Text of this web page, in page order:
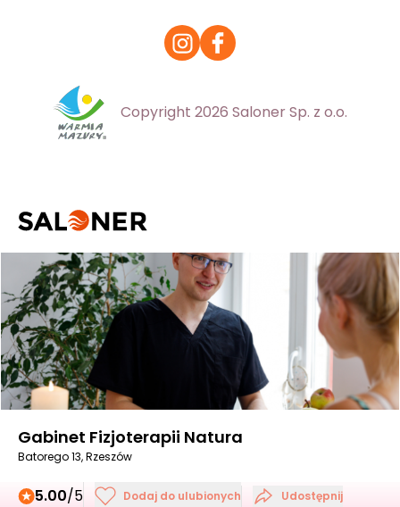
Copyright 2026 Saloner Sp. z o.o.
Gabinet Fizjoterapii Natura
Batorego 13, Rzeszów
5.00/5 Dodaj do ulubionych Udostępnij